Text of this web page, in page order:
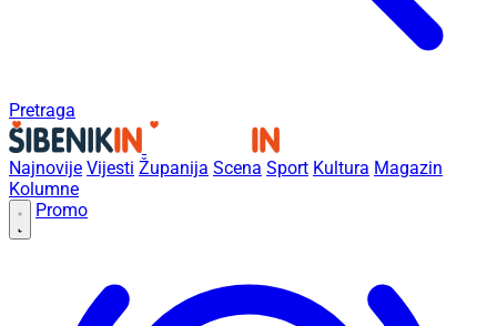
Pretraga
Najnovije Vijesti Županija Scena Sport Kultura Magazin
Kolumne
Promo